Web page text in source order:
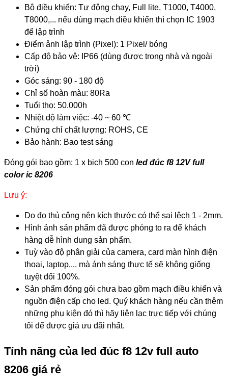
Bộ điều khiển: Tự động chạy, Full lite, T1000, T4000,
T8000,... nếu dùng mạch điều khiển thì chọn IC 1903
để lập trình
Điểm ảnh lập trình (Pixel): 1 Pixel/ bóng
Cấp độ bảo vệ: IP66 (dùng được trong nhà và ngoài
trời)
Góc sáng: 90 - 180 độ
Chỉ số hoàn màu: 80Ra
Tuổi thọ: 50.000h
Nhiệt độ làm việc: -40 ~ 60 ℃
Chứng chỉ chất lượng: ROHS, CE
Bảo hành: Bao test sáng
​​Đóng gói bao gồm: 1 x bịch 500 con led đúc f8 12V full
color ic 8206
Lưu ý:
Do đo thủ công nên kích thước có thể sai lệch 1 - 2mm.
Hình ảnh sản phẩm đã được phóng to ra để khách
hàng dễ hình dung sản phẩm.
Tuỳ vào độ phân giải của camera, card màn hình điện
thoại, laptop,... mà ánh sáng thực tế sẽ không giống
tuyệt đối 100%.
Sản phẩm đóng gói chưa bao gồm mạch điều khiển và
nguồn điện cấp cho led. Quý khách hàng nếu cần thêm
những phụ kiện đó thì hãy liên lạc trực tiếp với chúng
tôi để được giá ưu đãi nhất.
Tính năng của led đúc f8 12v full auto
8206 giá rẻ